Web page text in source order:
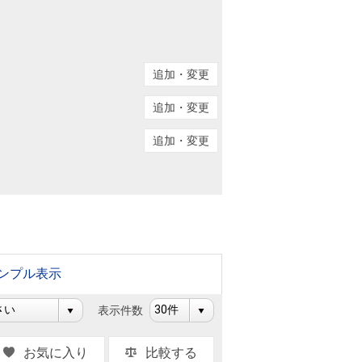
住まい1プラス（お役立ちコラム）
住まい1プラス（お役立ちコラム）
追加・変更
追加・変更
追加・変更
プル表示
表示件数
お気に入り 比較する